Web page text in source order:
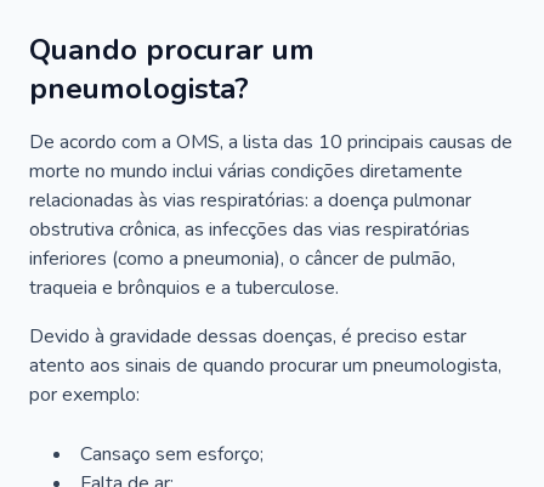
Quando procurar um
pneumologista?
De acordo com a OMS, a lista das 10 principais causas de
morte no mundo inclui várias condições diretamente
relacionadas às vias respiratórias: a doença pulmonar
obstrutiva crônica, as infecções das vias respiratórias
inferiores (como a pneumonia), o câncer de pulmão,
traqueia e brônquios e a tuberculose.
Devido à gravidade dessas doenças, é preciso estar
atento aos sinais de quando procurar um pneumologista,
por exemplo:
Cansaço sem esforço;